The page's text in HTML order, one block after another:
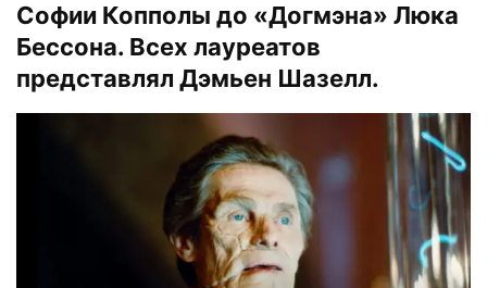
Софии Копполы до «Догмэна» Люка
Бессона. Всех лауреатов
представлял Дэмьен Шазелл.